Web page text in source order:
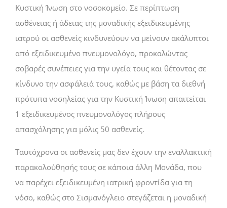
Κυστική Ίνωση στο νοσοκομείο. Σε περίπτωση
ασθένειας ή άδειας της μοναδικής εξειδικευμένης
ιατρού οι ασθενείς κινδυνεύουν να μείνουν ακάλυπτοι
από εξειδικευμένο πνευμονολόγο, προκαλώντας
σοβαρές συνέπειες για την υγεία τους και θέτοντας σε
κίνδυνο την ασφάλειά τους, καθώς με βάση τα διεθνή
πρότυπα νοσηλείας για την Κυστική Ίνωση απαιτείται
1 εξειδικευμένος πνευμονολόγος πλήρους
απασχόλησης για μόλις 50 ασθενείς.
Ταυτόχρονα οι ασθενείς μας δεν έχουν την εναλλακτική
παρακολούθησής τους σε κάποια άλλη Μονάδα, που
να παρέχει εξειδικευμένη ιατρική φροντίδα για τη
νόσο, καθώς στο Σισμανόγλειο στεγάζεται η μοναδική